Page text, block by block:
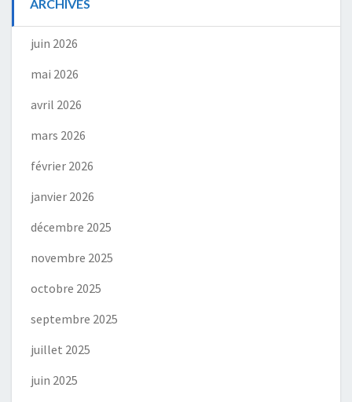
ARCHIVES
juin 2026
mai 2026
avril 2026
mars 2026
février 2026
janvier 2026
décembre 2025
novembre 2025
octobre 2025
septembre 2025
juillet 2025
juin 2025